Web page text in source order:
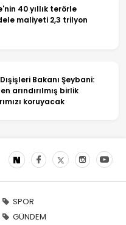
40 yıllık terörle
maliyeti 2,3 trilyon
Bakanı Şeybani:
arındırılmış birlik
koruyacak
SPOR
GÜNDEM